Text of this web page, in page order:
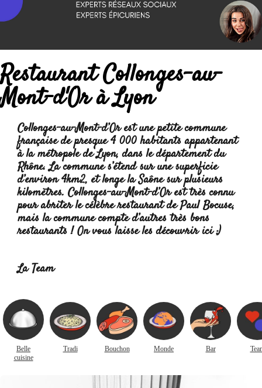
Restaurant Collonges-au-
Mont-d'Or à Lyon
Collonges-au-Mont-d’Or est une petite commune
française de presque 4 000 habitants appartenant
à la métropole de Lyon, dans le département du
Rhône. La commune s’étend sur une superficie
d’environ 4km2, et longe la Saône sur plusieurs
kilomètres. Collonges-au-Mont-d’Or est très connu
pour abriter le célèbre restaurant de Paul Bocuse,
mais la commune compte d’autres très bons
restaurants ! On vous laisse les découvrir ici ;)
La Team
Belle
cuisine
Tradi Bouchon Monde Bar